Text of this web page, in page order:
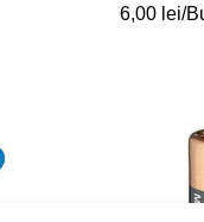
6,00 lei/